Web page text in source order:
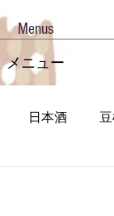
メニュー
Menus
日本酒